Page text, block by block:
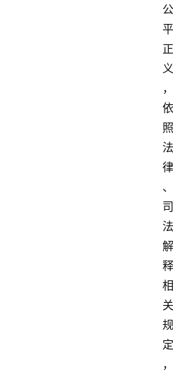
公
平
正
义
，
依
照
法
律
、
司
法
解
释
相
关
规
定
，